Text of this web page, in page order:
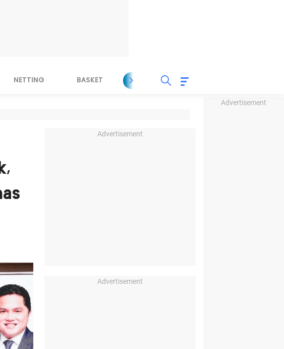
Advertisement
NETTING BASKET SPORT LAIN
Advertisement
Advertisement